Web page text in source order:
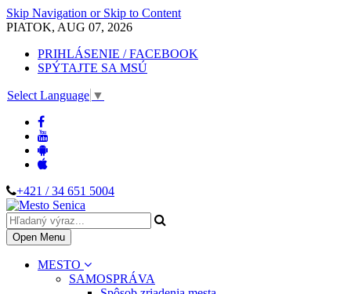
Skip Navigation or Skip to Content
PIATOK, AUG 07, 2026
PRIHLÁSENIE / FACEBOOK
SPÝTAJTE SA MSÚ
Select Language ▼
+421 / 34 651 5004
Open Menu
MESTO
SAMOSPRÁVA